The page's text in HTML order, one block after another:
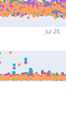
Jul 26